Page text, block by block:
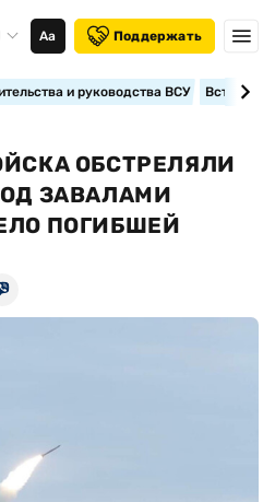
Аа Поддержать
и руководства ВСУ
ОБСТРЕЛЯЛИ
ЗАВАЛАМИ
ПОГИБШЕЙ